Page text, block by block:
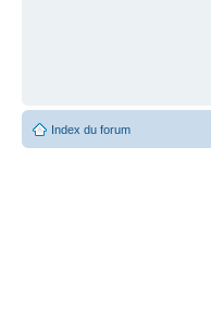
Index du forum